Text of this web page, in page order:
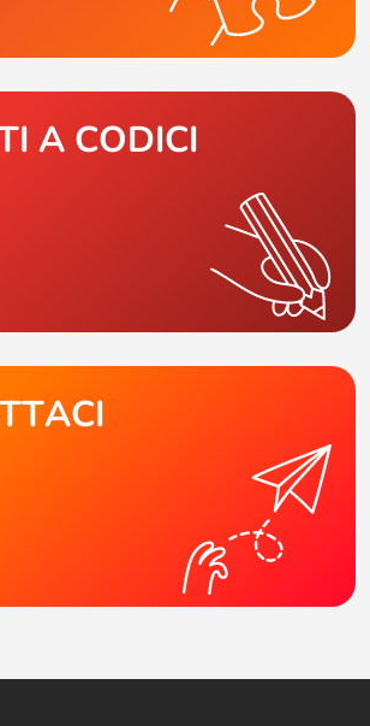
A CODICI